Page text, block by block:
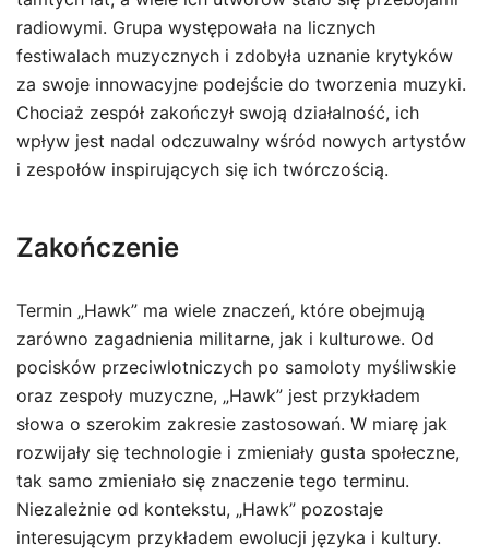
radiowymi. Grupa występowała na licznych
festiwalach muzycznych i zdobyła uznanie krytyków
za swoje innowacyjne podejście do tworzenia muzyki.
Chociaż zespół zakończył swoją działalność, ich
wpływ jest nadal odczuwalny wśród nowych artystów
i zespołów inspirujących się ich twórczością.
Zakończenie
Termin „Hawk” ma wiele znaczeń, które obejmują
zarówno zagadnienia militarne, jak i kulturowe. Od
pocisków przeciwlotniczych po samoloty myśliwskie
oraz zespoły muzyczne, „Hawk” jest przykładem
słowa o szerokim zakresie zastosowań. W miarę jak
rozwijały się technologie i zmieniały gusta społeczne,
tak samo zmieniało się znaczenie tego terminu.
Niezależnie od kontekstu, „Hawk” pozostaje
interesującym przykładem ewolucji języka i kultury.